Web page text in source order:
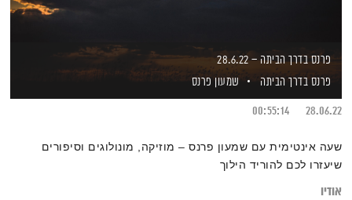
פרנס בדרך הביתה – 28.6.22
פרנס בדרך הביתה
שמעון פרנס
28.06.22
00:55:14
שעה אינטימית עם שמעון פרנס – מוזיקה, מונולוגים וסיפורים
שיעזרו לכם להוריד הילוך
אודיו